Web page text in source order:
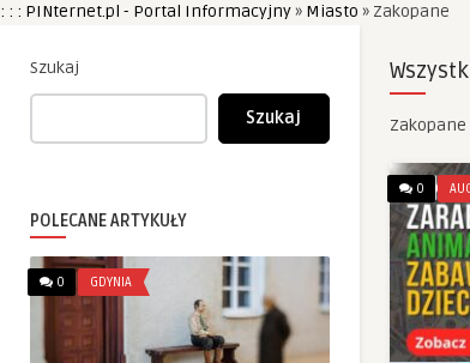
: : : PINternet.pl - Portal Informacyjny» Miasto » Zakopane
Szukaj
Szukaj
POLECANE ARTYKUŁY
0 GDYNIA
Zakopane
0